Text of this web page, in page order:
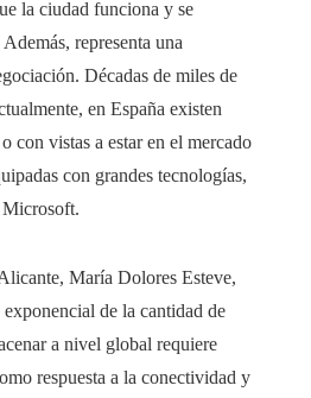
la ciudad funciona y se
representa una
Décadas de miles de
en España existen
con vistas a estar en el mercado
con grandes tecnologías,
María Dolores Esteve,
de la cantidad de
a nivel global requiere
respuesta a la conectividad y